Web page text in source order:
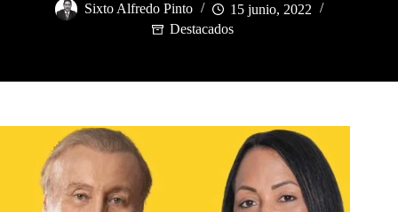
Sixto Alfredo Pinto
15 junio, 2022
Destacados